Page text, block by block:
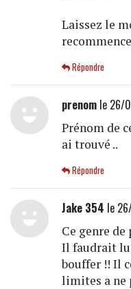
Laissez le
Répondre
prenomle 26/
Prénom de
ai trouvé ..
Répondre
Jake 354 le
Ce genre de
Il faudrait
bouffer !! Il
limites a ne